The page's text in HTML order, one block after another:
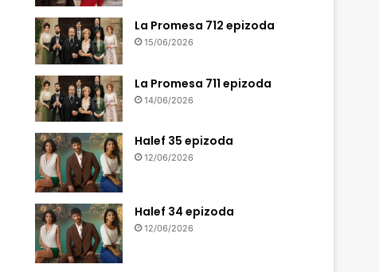
La Promesa 712 epizoda
15/06/2026
La Promesa 711 epizoda
14/06/2026
Halef 35 epizoda
12/06/2026
Halef 34 epizoda
12/06/2026